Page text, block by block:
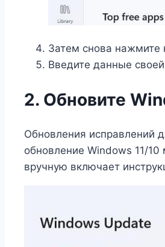
Затем снова нажмите
Введите данные
2. Обновите
Обновления исправлений
обновление Windows 11/
вручную включает